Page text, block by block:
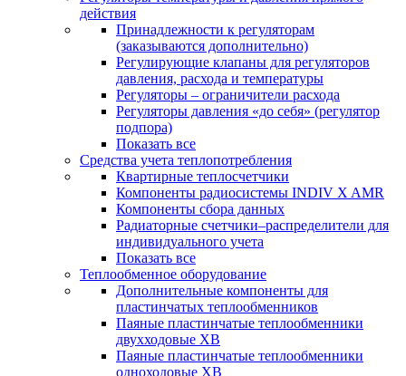
действия
Принадлежности к регуляторам
(заказываются дополнительно)
Регулирующие клапаны для регуляторов
давления, расхода и температуры
Регуляторы – ограничители расхода
Регуляторы давления «до себя» (регулятор
подпора)
Показать все
Средства учета теплопотребления
Квартирные теплосчетчики
Компоненты радиосистемы INDIV X AMR
Компоненты сбора данных
Радиаторные счетчики–распределители для
индивидуального учета
Показать все
Теплообменное оборудование
Дополнительные компоненты для
пластинчатых теплообменников
Паяные пластинчатые теплообменники
двухходовые XB
Паяные пластинчатые теплообменники
одноходовые ХВ